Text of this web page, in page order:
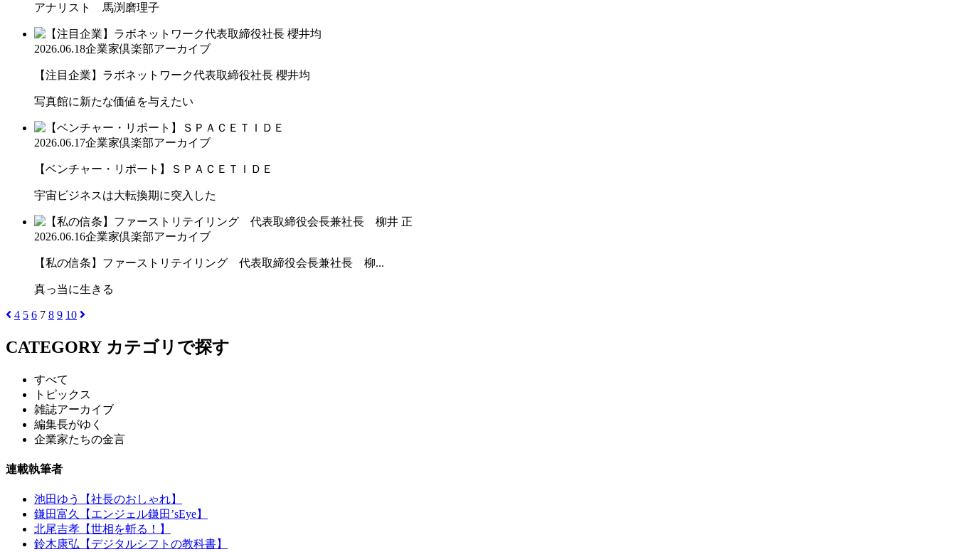
アナリスト 馬渕磨理子
2026.06.18企業家倶楽部アーカイブ
【注目企業】ラボネットワーク代表取締役社長 櫻井均
写真館に新たな価値を与えたい
2026.06.17企業家倶楽部アーカイブ
【ベンチャー・リポート】ＳＰＡＣＥＴＩＤＥ
宇宙ビジネスは大転換期に突入した
2026.06.16企業家倶楽部アーカイブ
【私の信条】ファーストリテイリング 代表取締役会長兼社長 柳...
真っ当に生きる
4 5 6 7 8 9 10
CATEGORY カテゴリで探す
すべて
トピックス
雑誌アーカイブ
編集長がゆく
企業家たちの金言
連載執筆者
池田ゆう【社長のおしゃれ】
鎌田富久【エンジェル鎌田’sEye】
北尾吉孝【世相を斬る！】
鈴木康弘【デジタルシフトの教科書】